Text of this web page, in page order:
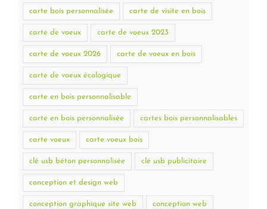
carte bois personnalisée carte de visite en bois
carte de voeux carte de voeux 2023
carte de voeux 2026 carte de voeux en bois
carte de voeux écologique
carte en bois personnalisable
carte en bois personnalisée cartes bois personnalisables
carte voeux carte voeux bois
clé usb béton personnalisée clé usb publicitaire
conception et design web
conception graphique site web conception web